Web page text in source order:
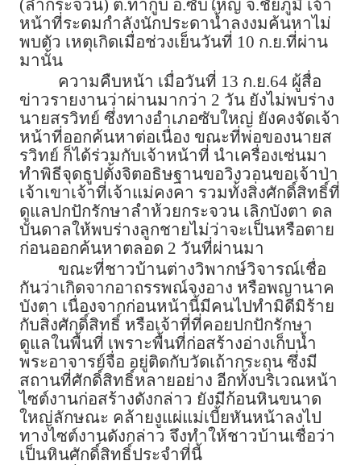
(ลำกระจวน) ต.ท่ากูบ อ.ซับใหญ่ จ.ชัยภูมิ เจ้า
หน้าที่ระดมกำลังนักประดาน้ำลงงมค้นหาไม่
พบตัว เหตุเกิดเมื่อช่วงเย็นวันที่ 10 ก.ย.ที่ผ่าน
มานั้น
ความคืบหน้า เมื่อวันที่ 13 ก.ย.64 ผู้สื่อ
ข่าวรายงานว่าผ่านมากว่า 2 วัน ยังไม่พบร่าง
นายสรวิทย์ ซึ่งทางอำเภอซับใหญ่ ยังคงจัดเจ้า
หน้าที่ออกค้นหาต่อเนื่อง ขณะที่พ่อของนายส
รวิทย์ ก็ได้ร่วมกับเจ้าหน้าที่ นำเครื่องเซ่นมา
ทำพิธีจุดธูปตั้งจิตอธิษฐานขอวิงวอนขอเจ้าป่า
เจ้าเขาเจ้าที่เจ้าแม่คงคา รวมทั้งสิ่งศักดิ์สิทธิ์ที่
ดูแลปกปักรักษาลำห้วยกระจวน เลิกบังตา ดล
บันดาลให้พบร่างลูกชายไม่ว่าจะเป็นหรือตาย
ก่อนออกค้นหาตลอด 2 วันที่ผ่านมา
ขณะที่ชาวบ้านต่างวิพากษ์วิจารณ์เชื่อ
กันว่าเกิดจากอาถรรพณ์จงอาง หรือพญานาค
บังตา เนื่องจากก่อนหน้านี้มีคนไปทำมิดีมิร้าย
กับสิ่งศักดิ์สิทธิ์ หรือเจ้าที่ที่คอยปกปักรักษา
ดูแลในพื้นที่ เพราะพื้นที่ก่อสร้างอ่างเก็บน้ำ
พระอาจารย์จื่อ อยู่ติดกับวัดเถ้ากระถุน ซึ่งมี
สถานที่ศักดิ์สิทธิ์หลายอย่าง อีกทั้งบริเวณหน้า
ไซต์งานก่อสร้างดังกล่าว ยังมีก้อนหินขนาด
ใหญ่ลักษณะ คล้ายงูแผ่แม่เบี้ยหันหน้าลงไป
ทางไซต์งานดังกล่าว จึงทำให้ชาวบ้านเชื่อว่า
เป็นหินศักดิ์สิทธิ์ประจำที่นี้